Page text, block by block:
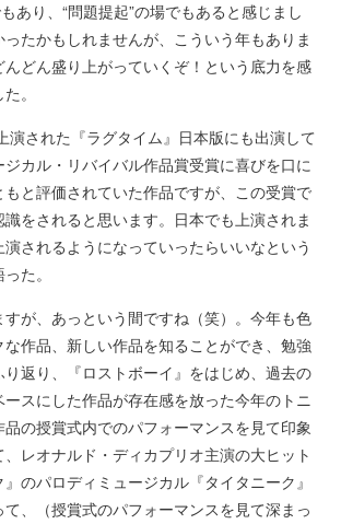
あり、“問題提起”の場でもあると感じまし
たかもしれませんが、こういう年もありま
どん盛り上がっていくぞ！という底力を感
。
演された『ラグタイム』日本版にも出演して
カル・リバイバル作品賞受賞に喜びを口に
と評価されていた作品ですが、この受賞で
をされると思います。日本でも上演されま
演されるようになっていったらいいなという
た。
が、あっという間ですね（笑）。今年も色
作品、新しい作品を知ることができ、勉強
返り、『ロストボーイ』をはじめ、過去の
スにした作品が存在感を放った今年のトニ
の授賞式内でのパフォーマンスを見て印象
レオナルド・ディカプリオ主演の大ヒット
のパロディミュージカル『タイタニーク』
、（授賞式のパフォーマンスを見て深まっ